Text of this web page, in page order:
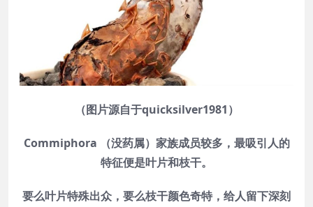
（图片源自于quicksilver1981）
Commiphora （没药属）家族成员较多，最吸引人的
特征便是叶片和枝干。
要么叶片特殊出众，要么枝干颜色奇特，给人留下深刻